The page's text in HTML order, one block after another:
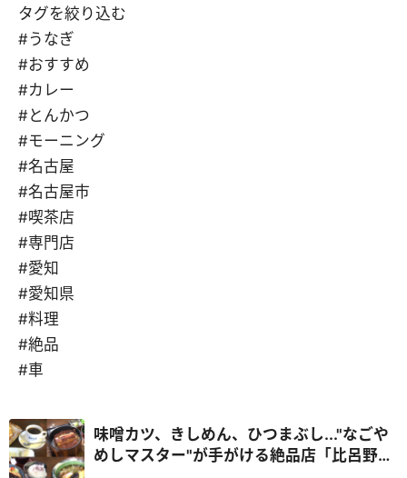
タグを絞り込む
#うなぎ
#おすすめ
#カレー
#とんかつ
#モーニング
#名古屋
#名古屋市
#喫茶店
#専門店
#愛知
#愛知県
#料理
#絶品
#車
味噌カツ、きしめん、ひつまぶし..."なごや
めしマスター"が手がける絶品店「比呂野」